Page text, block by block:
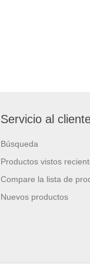
Servicio al
Búsqueda
Productos vistos
Compare la lista de
Nuevos productos